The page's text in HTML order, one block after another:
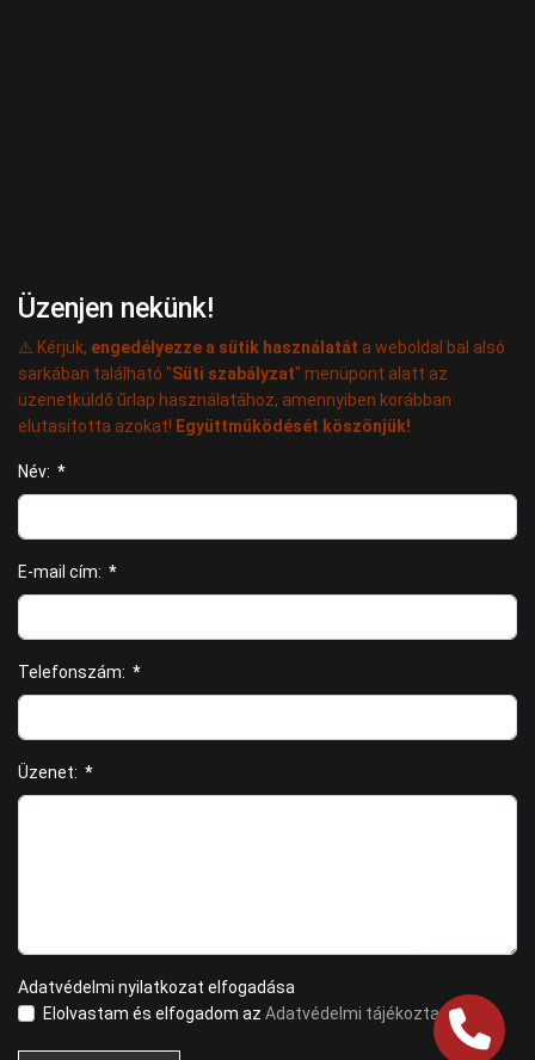
Üzenjen nekünk!
⚠️ Kérjük, engedélyezze a sütik használatát a weboldal bal alsó
sarkában található "Süti szabályzat" menüpont alatt az
üzenetküldő űrlap használatához, amennyiben korábban
elutasította azokat! Együttműködését köszönjük!
Név: *
E-mail cím: *
Telefonszám: *
Üzenet: *
Adatvédelmi nyilatkozat elfogadása
Elolvastam és elfogadom az Adatvédelmi tájékoztatót